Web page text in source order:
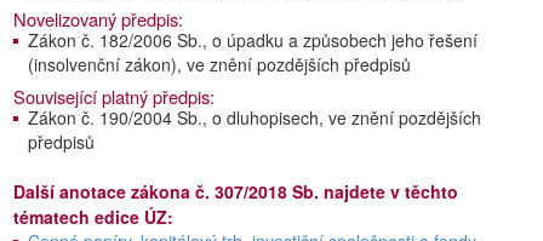
Novelizovaný předpis:
Zákon č. 182/2006 Sb., o úpadku a způsobech jeho řešení
(insolvenční zákon), ve znění pozdějších předpisů
Související platný předpis:
Zákon č. 190/2004 Sb., o dluhopisech, ve znění pozdějších
předpisů
Další anotace zákona č. 307/2018 Sb. najdete v těchto
tématech edice ÚZ: